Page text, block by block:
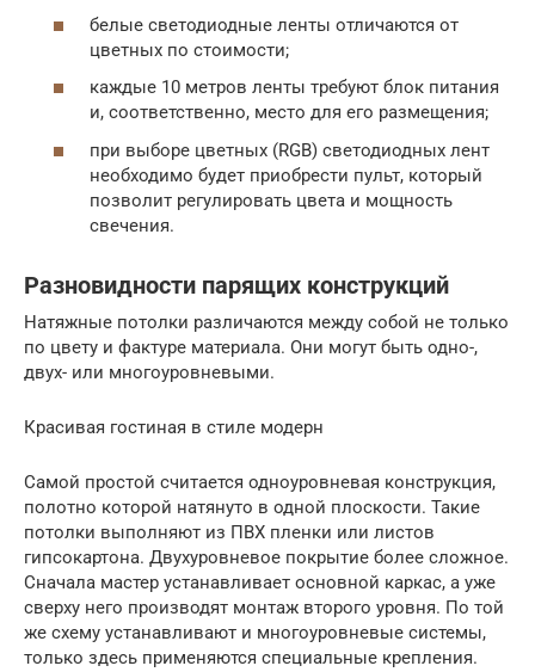
белые светодиодные ленты отличаются от
цветных по стоимости;
каждые 10 метров ленты требуют блок питания
и, соответственно, место для его размещения;
при выборе цветных (RGB) светодиодных лент
необходимо будет приобрести пульт, который
позволит регулировать цвета и мощность
свечения.
Разновидности парящих конструкций
Натяжные потолки различаются между собой не только
по цвету и фактуре материала. Они могут быть одно-,
двух- или многоуровневыми.
Красивая гостиная в стиле модерн
Самой простой считается одноуровневая конструкция,
полотно которой натянуто в одной плоскости. Такие
потолки выполняют из ПВХ пленки или листов
гипсокартона. Двухуровневое покрытие более сложное.
Сначала мастер устанавливает основной каркас, а уже
сверху него производят монтаж второго уровня. По той
же схему устанавливают и многоуровневые системы,
только здесь применяются специальные крепления.